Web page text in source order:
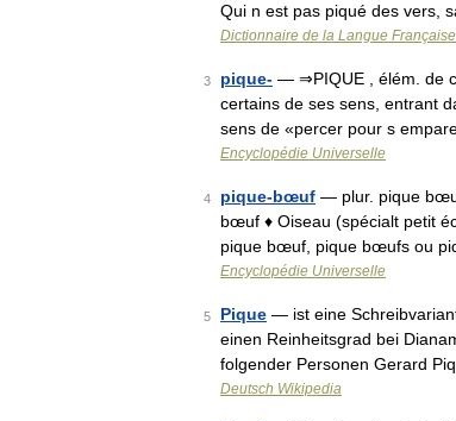
Qui n est pas piqué des vers,
Dictionnaire de la Langue
3 pique- — ⇒PIQUE , élém. de
certains de ses sens, entrant
sens de «percer pour s
Encyclopédie Universelle
4 pique-bœuf — plur. pique
bœuf ♦ Oiseau (spécialt petit
pique bœuf, pique bœufs ou
Encyclopédie Universelle
5 Pique — ist eine
einen Reinheitsgrad bei
folgender Personen Gerard
Deutsch Wikipedia